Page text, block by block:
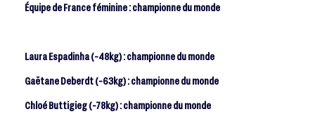
Équipe de France féminine : championne du monde
Laura Espadinha (-48kg) : championne du monde
Gaëtane Deberdt (-63kg) : championne du monde
Chloé Buttigieg (-78kg) : championne du monde